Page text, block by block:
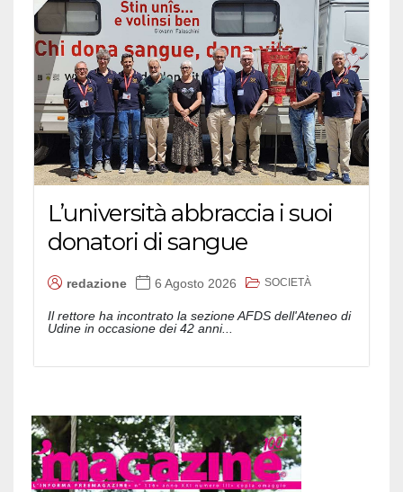
L’università abbraccia i suoi
donatori di sangue
redazione 6 Agosto 2026 SOCIETÀ
Il rettore ha incontrato la sezione AFDS dell'Ateneo di
Udine in occasione dei 42 anni...